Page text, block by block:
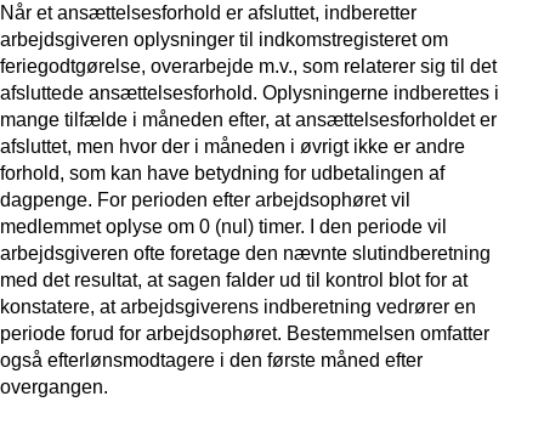
Når et ansættelsesforhold er afsluttet, indberetter
arbejdsgiveren oplysninger til indkomstregisteret om
feriegodtgørelse, overarbejde m.v., som relaterer sig til det
afsluttede ansættelsesforhold. Oplysningerne indberettes i
mange tilfælde i måneden efter, at ansættelsesforholdet er
afsluttet, men hvor der i måneden i øvrigt ikke er andre
forhold, som kan have betydning for udbetalingen af
dagpenge. For perioden efter arbejdsophøret vil
medlemmet oplyse om 0 (nul) timer. I den periode vil
arbejdsgiveren ofte foretage den nævnte slutindberetning
med det resultat, at sagen falder ud til kontrol blot for at
konstatere, at arbejdsgiverens indberetning vedrører en
periode forud for arbejdsophøret. Bestemmelsen omfatter
også efterlønsmodtagere i den første måned efter
overgangen.